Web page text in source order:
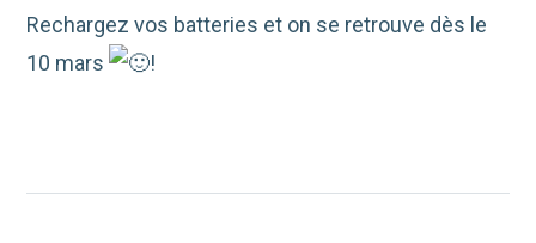
Rechargez vos batteries et on se retrouve dès le
10 mars
!